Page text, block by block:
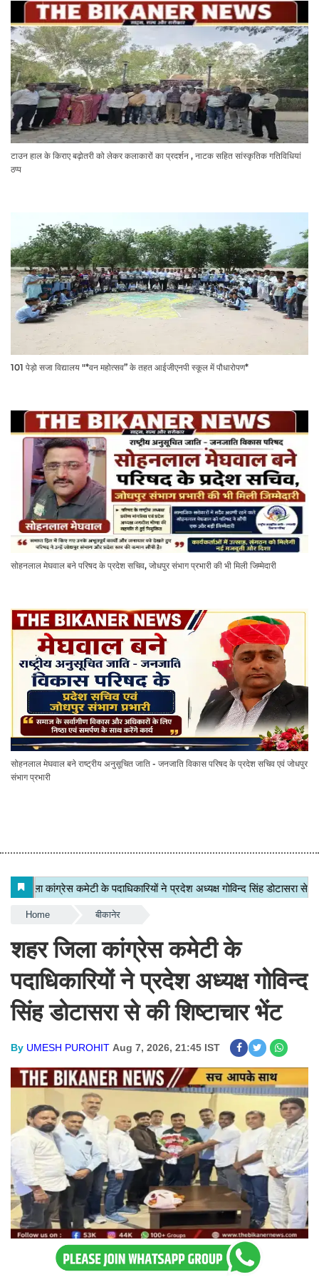
टाउन हाल के किराए बढ़ोतरी को लेकर कलाकारों का प्रदर्शन , नाटक सहित सांस्कृतिक गतिविधियां
ठप्प
101 पेड़ो सजा विद्यालय "*वन महोत्सव” के तहत आईजीएनपी स्कूल में पौधारोपण*
सोहनलाल मेघवाल बने परिषद के प्रदेश सचिव, जोधपुर संभाग प्रभारी की भी मिली जिम्मेदारी
सोहनलाल मेघवाल बने राष्ट्रीय अनुसूचित जाति - जनजाति विकास परिषद के प्रदेश सचिव एवं जोधपुर
संभाग प्रभारी
Home बीकानेर
शहर जिला कांग्रेस कमेटी के
पदाधिकारियों ने प्रदेश अध्यक्ष गोविन्द
सिंह डोटासरा से की शिष्टाचार भेंट
By UMESH PUROHIT Aug 7, 2026, 21:45 IST